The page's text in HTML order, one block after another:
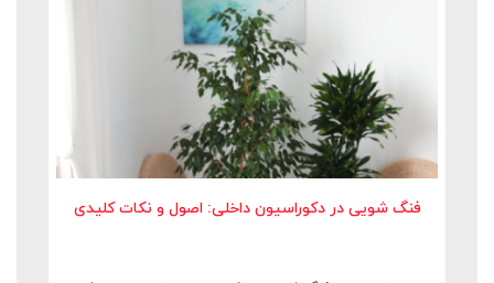
فنگ شویی در دکوراسیون داخلی: اصول و نکات کلیدی